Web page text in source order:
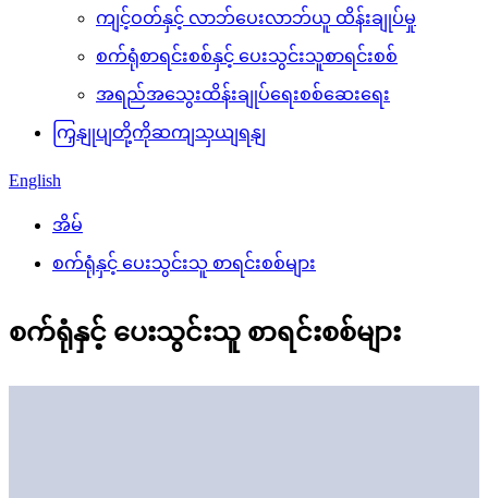
ကျင့်ဝတ်နှင့် လာဘ်ပေးလာဘ်ယူ ထိန်းချုပ်မှု
စက်ရုံစာရင်းစစ်နှင့် ပေးသွင်းသူစာရင်းစစ်
အရည်အသွေးထိန်းချုပ်ရေးစစ်ဆေးရေး
ကြှနျုပျတို့ကိုဆကျသှယျရနျ
English
အိမ်
စက်ရုံနှင့် ပေးသွင်းသူ စာရင်းစစ်များ
စက်ရုံနှင့် ပေးသွင်းသူ စာရင်းစစ်များ